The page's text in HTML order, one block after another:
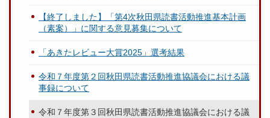
【終了しました】「第4次秋田県読書活動推進基本計画
（素案）」に関する意見募集について
「あきたレビュー大賞2025」選考結果
令和７年度第２回秋田県読書活動推進協議会における議
事録について
令和７年度第３回秋田県読書活動推進協議会における議